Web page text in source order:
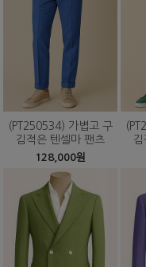
(PT250534) 가볍고 구
김적은 텐셀마 팬츠
128,000원